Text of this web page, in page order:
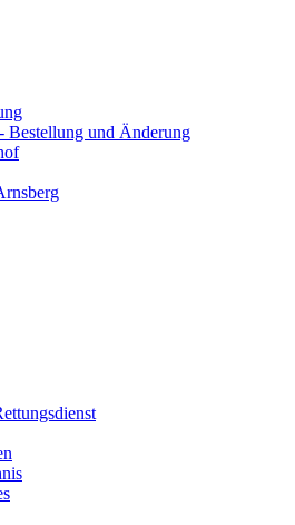
Bestellung und Änderung